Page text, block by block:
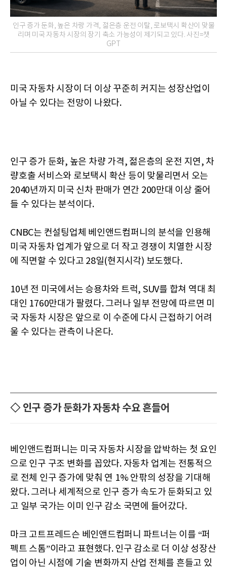
인구 증가 둔화, 높은 차량 가격, 젊은층 운전 이탈, 로보택시 확산이 맞물
리며 미국 자동차 시장의 장기 축소 가능성이 제기되고 있다. 사진=챗
GPT
미국 자동차 시장이 더 이상 꾸준히 커지는 성장산업이
아닐 수 있다는 전망이 나왔다.
인구 증가 둔화, 높은 차량 가격, 젊은층의 운전 지연, 차
량호출 서비스와 로보택시 확산 등이 맞물리면서 오는
2040년까지 미국 신차 판매가 연간 200만대 이상 줄어
들 수 있다는 분석이다.
CNBC는 컨설팅업체 베인앤드컴퍼니의 분석을 인용해
미국 자동차 업계가 앞으로 더 작고 경쟁이 치열한 시장
에 직면할 수 있다고 28일(현지시각) 보도했다.
10년 전 미국에서는 승용차와 트럭, SUV를 합쳐 역대 최
대인 1760만대가 팔렸다. 그러나 일부 전망에 따르면 미
국 자동차 시장은 앞으로 이 수준에 다시 근접하기 어려
울 수 있다는 관측이 나온다.
◇ 인구 증가 둔화가 자동차 수요 흔들어
베인앤드컴퍼니는 미국 자동차 시장을 압박하는 첫 요인
으로 인구 구조 변화를 꼽았다. 자동차 업계는 전통적으
로 전체 인구 증가에 맞춰 연 1% 안팎의 성장을 기대해
왔다. 그러나 세계적으로 인구 증가 속도가 둔화되고 있
고 일부 국가는 이미 인구 감소 국면에 들어갔다.
마크 고트프레드슨 베인앤드컴퍼니 파트너는 이를 “퍼
펙트 스톰”이라고 표현했다. 인구 감소로 더 이상 성장산
업이 아닌 시점에 기술 변화까지 산업 전체를 흔들고 있